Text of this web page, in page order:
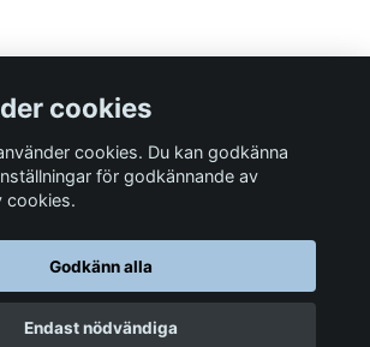
Vi accepterar
E-post
info@tamme.com
cookies
cookies. Du kan godkänna
för godkännande av
cookies.
Godkänn alla
Endast nödvändiga